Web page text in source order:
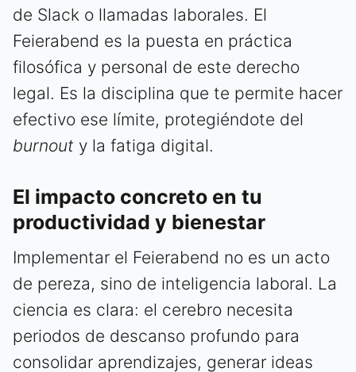
de Slack o llamadas laborales. El
Feierabend es la puesta en práctica
filosófica y personal de este derecho
legal. Es la disciplina que te permite hacer
efectivo ese límite, protegiéndote del
burnout y la fatiga digital.
El impacto concreto en tu
productividad y bienestar
Implementar el Feierabend no es un acto
de pereza, sino de inteligencia laboral. La
ciencia es clara: el cerebro necesita
periodos de descanso profundo para
consolidar aprendizajes, generar ideas